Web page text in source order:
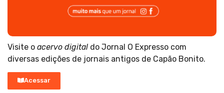
Visite o acervo digital do Jornal O Expresso com
diversas edições de jornais antigos de Capão Bonito.
Acessar